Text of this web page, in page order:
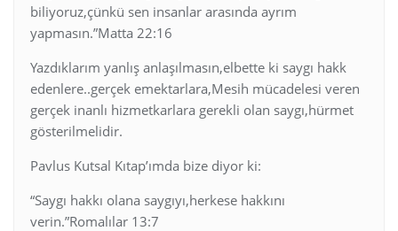
biliyoruz,çünkü sen insanlar arasında ayrım
yapmasın.”Matta 22:16
Yazdıklarım yanlış anlaşılmasın,elbette ki saygı hakk
edenlere..gerçek emektarlara,Mesih mücadelesi veren
gerçek inanlı hizmetkarlara gerekli olan saygı,hürmet
gösterilmelidir.
Pavlus Kutsal Kıtap’ımda bize diyor ki:
“Saygı hakkı olana saygıyı,herkese hakkını
verin.”Romalılar 13:7